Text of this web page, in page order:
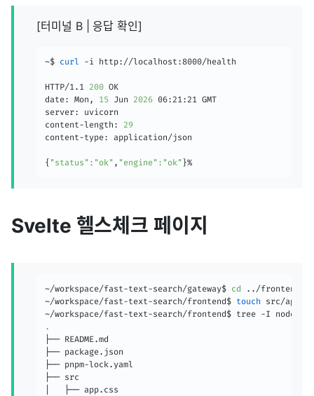
[터미널 B | 응답 확인]
~$ curl -i http://localhost:8000/health
HTTP/1.1 200 OK
date: Mon, 15 Jun 2026 06:21:21 GMT
server: uvicorn
content-length: 29
content-type: application/json
{ "status" : "ok" , "engine" : "ok" }%
Svelte 헬스체크 페이지
~/workspace/fast-text-search/gateway$ cd .. /frontend
~/workspace/fast-text-search/frontend$ touch src/
.
├── README.md
├── package.json
├── pnpm-lock.yaml
├── src
│   ├── app.css